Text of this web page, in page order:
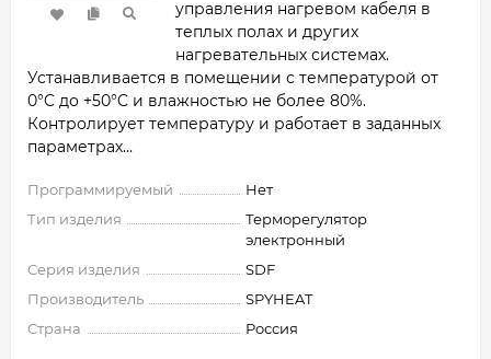
управления нагревом кабеля в
теплых полах и других
нагревательных системах.
Устанавливается в помещении с температурой от
0°C до +50°C и влажностью не более 80%.
Контролирует температуру и работает в заданных
параметрах...
Программируемый
Нет
Тип изделия
Терморегулятор
электронный
Серия изделия
SDF
Производитель
SPYHEAT
Страна
Россия